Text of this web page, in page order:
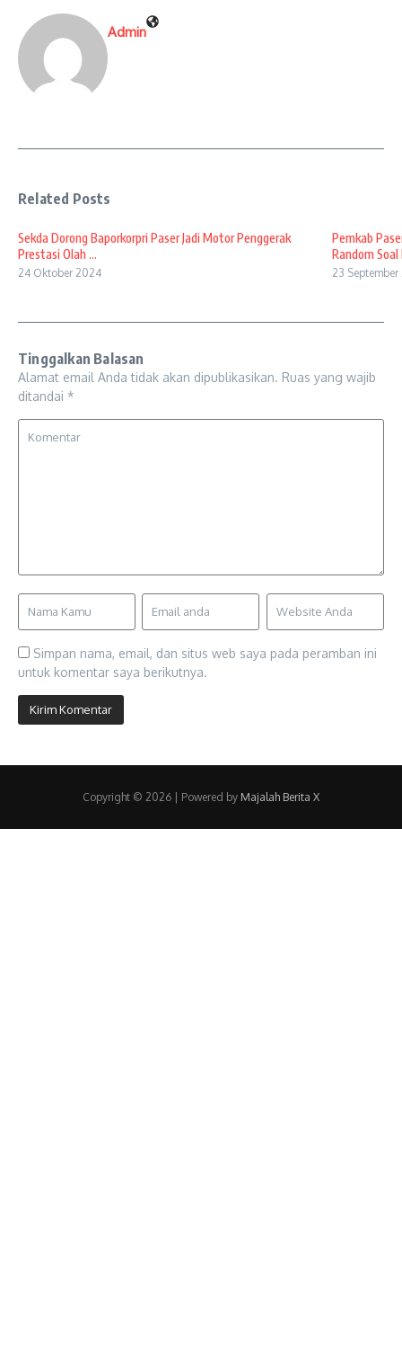
Admin
Related Posts
Sekda Dorong Baporkorpri Paser Jadi Motor Penggerak
Prestasi Olah ...
24 Oktober 2024
Pemkab
Random Soal
23
Tinggalkan Balasan
Alamat email Anda tidak akan dipublikasikan. Ruas yang wajib
ditandai *
Simpan nama, email, dan situs web saya pada peramban ini
untuk komentar saya berikutnya.
Copyright © 2026 | Powered by Majalah Berita X